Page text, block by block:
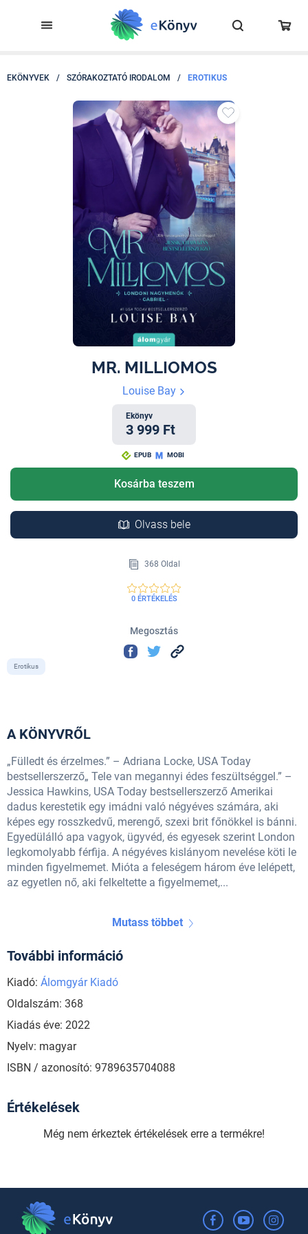
EKÖNYVEK / SZÓRAKOZTATÓ IRODALOM / EROTIKUS
MR. MILLIOMOS
Louise Bay
Ekönyv
3 999 Ft
EPUB MOBI
Kosárba teszem
Olvass bele
368 Oldal
0 ÉRTÉKELÉS
Megosztás
Erotikus
A KÖNYVRŐL
„Fülledt és érzelmes.” – Adriana Locke, USA Today
bestsellerszerző„ Tele van megannyi édes feszültséggel.” –
Jessica Hawkins, USA Today bestsellerszerző Amerikai
dadus kerestetik egy imádni való négyéves számára, aki
képes egy rosszkedvű, merengő, szexi brit főnökkel is bánni.
Egyedülálló apa vagyok, ügyvéd, és egyesek szerint London
legkomolyabb férfija. A négyéves kislányom nevelése köti le
minden figyelmemet. Mióta a feleségem három éve lelépett,
az egyetlen nő, aki felkeltette a figyelmemet,...
Mutass többet
További információ
Kiadó: Álomgyár Kiadó
Oldalszám: 368
Kiadás éve: 2022
Nyelv: magyar
ISBN / azonosító: 9789635704088
Értékelések
Még nem érkeztek értékelések erre a termékre!